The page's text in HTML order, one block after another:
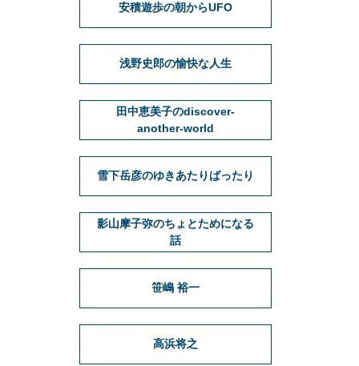
安積遊歩の朝からUFO
浅野史郎の愉快な人生
田中恵美子のdiscover-
another-world
雪下岳彦のゆきあたりばったり
影山摩子弥のちょとためになる
話
笹嶋 裕一
高浜将之